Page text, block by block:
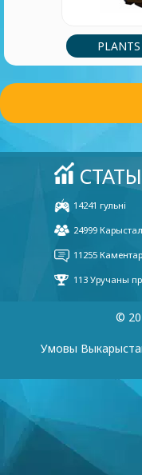
©
Умовы